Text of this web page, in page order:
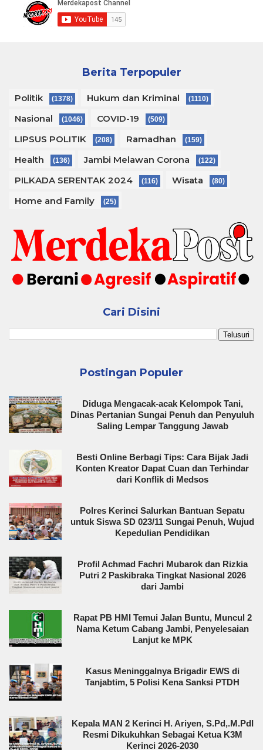
Berita Terpopuler
Politik (1378) Hukum dan Kriminal (1110)
Nasional (1046) COVID-19 (509)
LIPSUS POLITIK (208) Ramadhan (159)
Health (136) Jambi Melawan Corona (122)
PILKADA SERENTAK 2024 (116) Wisata (80)
Home and Family (25)
Cari Disini
Postingan Populer
Diduga Mengacak-acak Kelompok Tani,
Dinas Pertanian Sungai Penuh dan Penyuluh
Saling Lempar Tanggung Jawab
Besti Online Berbagi Tips: Cara Bijak Jadi
Konten Kreator Dapat Cuan dan Terhindar
dari Konflik di Medsos
Polres Kerinci Salurkan Bantuan Sepatu
untuk Siswa SD 023/11 Sungai Penuh, Wujud
Kepedulian Pendidikan
Profil Achmad Fachri Mubarok dan Rizkia
Putri 2 Paskibraka Tingkat Nasional 2026
dari Jambi
Rapat PB HMI Temui Jalan Buntu, Muncul 2
Nama Ketum Cabang Jambi, Penyelesaian
Lanjut ke MPK
Kasus Meninggalnya Brigadir EWS di
Tanjabtim, 5 Polisi Kena Sanksi PTDH
Kepala MAN 2 Kerinci H. Ariyen, S.Pd,.M.PdI
Resmi Dikukuhkan Sebagai Ketua K3M
Kerinci 2026-2030